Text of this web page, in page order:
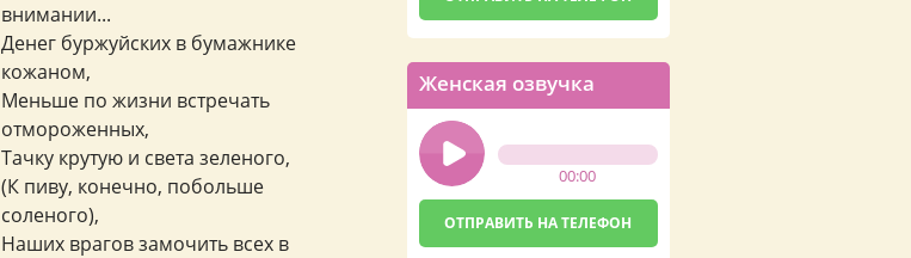
внимании...
Денег буржуйских в бумажнике
кожаном,
Меньше по жизни встречать
отмороженных,
Тачку крутую и света зеленого,
(К пиву, конечно, побольше
соленого),
Наших врагов замочить всех в
Женская озвучка
00:00